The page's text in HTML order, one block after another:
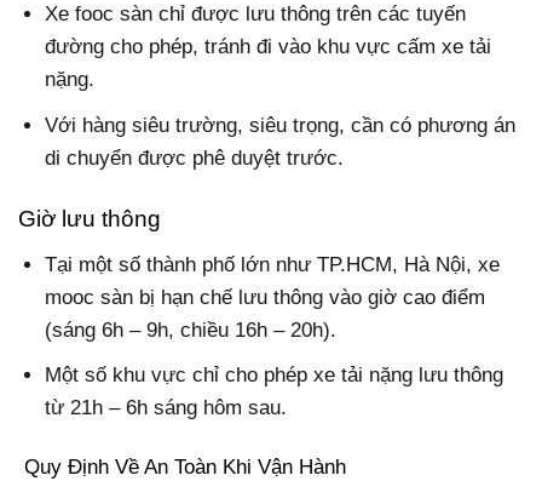
Xe fooc sàn chỉ được lưu thông trên các tuyến
đường cho phép, tránh đi vào khu vực cấm xe tải
nặng.
Với hàng siêu trường, siêu trọng, cần có phương án
di chuyển được phê duyệt trước.
Giờ lưu thông
Tại một số thành phố lớn như TP.HCM, Hà Nội, xe
mooc sàn bị hạn chế lưu thông vào giờ cao điểm
(sáng 6h – 9h, chiều 16h – 20h).
Một số khu vực chỉ cho phép xe tải nặng lưu thông
từ 21h – 6h sáng hôm sau.
Quy Định Về An Toàn Khi Vận Hành